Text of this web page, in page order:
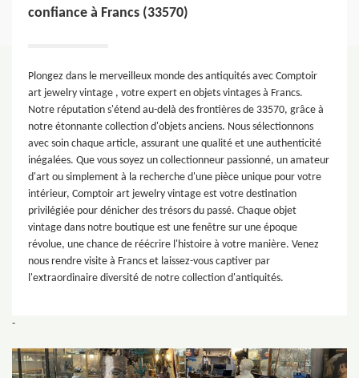
confiance à Francs (33570)
Plongez dans le merveilleux monde des antiquités avec Comptoir
art jewelry vintage , votre expert en objets vintages à Francs.
Notre réputation s'étend au-delà des frontières de 33570, grâce à
notre étonnante collection d'objets anciens. Nous sélectionnons
avec soin chaque article, assurant une qualité et une authenticité
inégalées. Que vous soyez un collectionneur passionné, un amateur
d'art ou simplement à la recherche d'une pièce unique pour votre
intérieur, Comptoir art jewelry vintage est votre destination
privilégiée pour dénicher des trésors du passé. Chaque objet
vintage dans notre boutique est une fenêtre sur une époque
révolue, une chance de réécrire l'histoire à votre manière. Venez
nous rendre visite à Francs et laissez-vous captiver par
l'extraordinaire diversité de notre collection d'antiquités.
-